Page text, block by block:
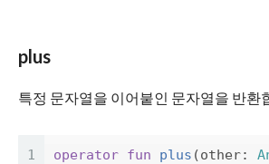
plus
특정 문자열을 이어붙인 문자열을 반환
1 operator fun plus (other: